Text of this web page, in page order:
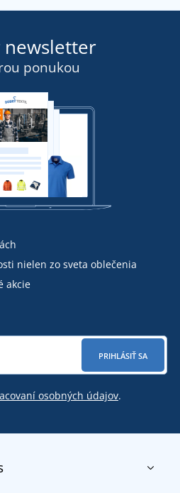
newsletter
ponukou
nielen zo sveta oblečenia
akcie
PRIHLÁSIŤ SA
osobných údajov.